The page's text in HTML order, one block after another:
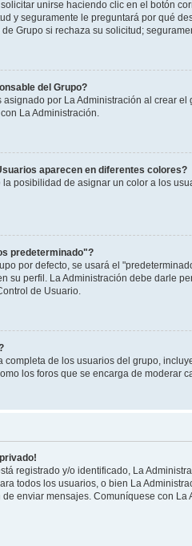
unirse haciendo clic en el botón
y seguramente le preguntará por qué
Grupo si rechaza su solicitud;
del Grupo?
por La Administración al crear el
La Administración.
aparecen en diferentes colores?
posibilidad de asignar un color a los
predeterminado"?
por defecto, se usará el
su perfil. La Administración debe darle
de Usuario.
completa de los usuarios del grupo,
los foros que se encarga de moderar
registrado y/o identificado, La
todos los usuarios, o bien La
enviar mensajes. Comuníquese con La